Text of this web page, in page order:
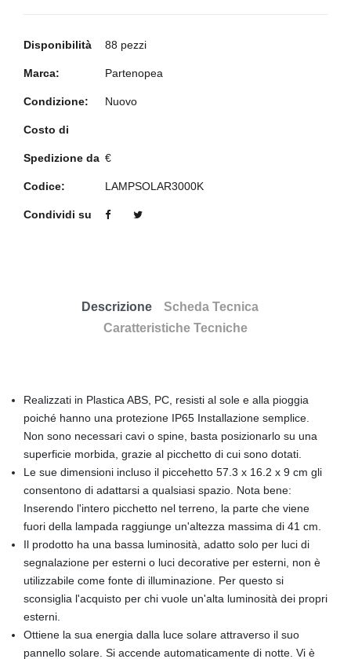
Disponibilità 88 pezzi
Marca: Partenopea
Condizione: Nuovo
Costo di
Spedizione da €
Codice: LAMPSOLAR3000K
Condividi su
Descrizione
Scheda Tecnica
Caratteristiche Tecniche
Realizzati in Plastica ABS, PC, resisti al sole e alla pioggia
poiché hanno una protezione IP65 Installazione semplice.
Non sono necessari cavi o spine, basta posizionarlo su una
superficie morbida, grazie al picchetto di cui sono dotati.
Le sue dimensioni incluso il piccehetto 57.3 x 16.2 x 9 cm gli
consentono di adattarsi a qualsiasi spazio. Nota bene:
Inserendo l'intero picchetto nel terreno, la parte che viene
fuori della lampada raggiunge un'altezza massima di 41 cm.
Il prodotto ha una bassa luminosità, adatto solo per luci di
segnalazione per esterni o luci decorative per esterni, non è
utilizzabile come fonte di illuminazione. Per questo si
sconsiglia l'acquisto per chi vuole un'alta luminosità dei propri
esterni.
Ottiene la sua energia dalla luce solare attraverso il suo
pannello solare. Si accende automaticamente di notte. Vi è